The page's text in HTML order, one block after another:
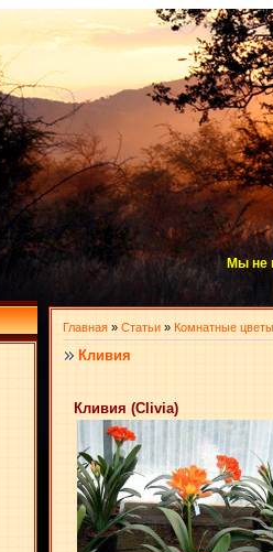
Мы не
Главная » Статьи » Комнатные цветы
Кливия
Кливия (Clivia)